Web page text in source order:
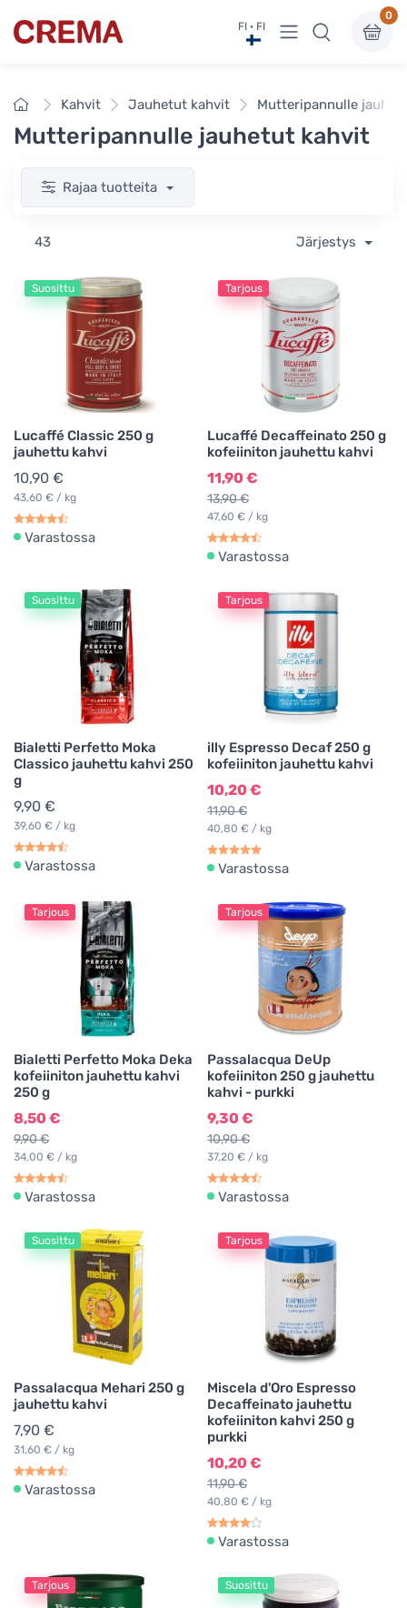
Crema FI · FI Näytä valikko
0
EtusivuKahvit Jauhetut kahvit Mutteripannulle
Mutteripannulle jauhetut kahvit
Rajaa tuotteita
43 Järjestys
Suosittu
Lucaffé Classic 250 g
jauhettu kahvi
10,90 €
43,60 € / kg
Varastossa
Tarjous
Lucaffé Decaffeinato 250 g
kofeiiniton jauhettu kahvi
11,90 €
13,90 €
47,60 € / kg
Varastossa
Suosittu
Bialetti Perfetto Moka
Classico jauhettu kahvi 250
g
9,90 €
39,60 € / kg
Varastossa
Tarjous
illy Espresso Decaf 250 g
kofeiiniton jauhettu kahvi
10,20 €
11,90 €
40,80 € / kg
Varastossa
Tarjous
Bialetti Perfetto Moka Deka
kofeiiniton jauhettu kahvi
250 g
8,50 €
9,90 €
34,00 € / kg
Varastossa
Tarjous
Passalacqua DeUp
kofeiiniton 250 g jauhettu
kahvi - purkki
9,30 €
10,90 €
37,20 € / kg
Varastossa
Suosittu
Passalacqua Mehari 250 g
jauhettu kahvi
7,90 €
31,60 € / kg
Varastossa
Tarjous
Miscela d'Oro Espresso
Decaffeinato jauhettu
kofeiiniton kahvi 250 g
purkki
10,20 €
11,90 €
40,80 € / kg
Varastossa
Tarjous Suosittu